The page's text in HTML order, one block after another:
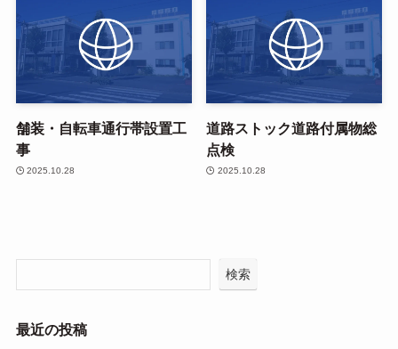
舗装・自転車通行帯設置工
事
2025.10.28
道路ストック道路付属物総
点検
2025.10.28
検索
最近の投稿